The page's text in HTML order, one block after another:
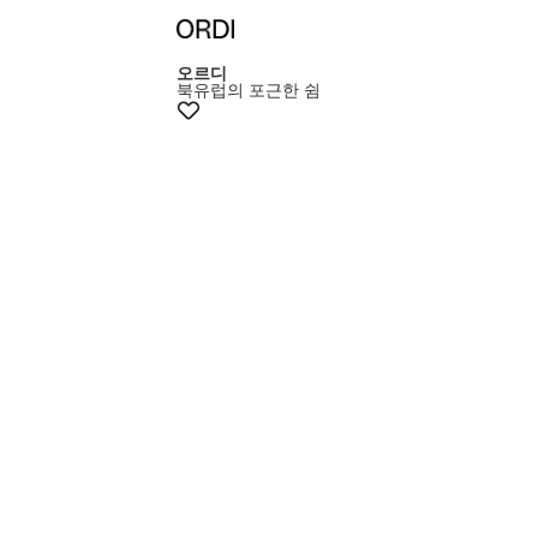
+15% 쿠폰
오르디
북유럽의 포근한 쉼